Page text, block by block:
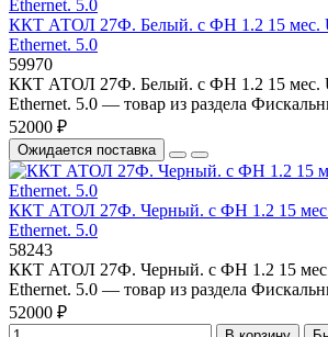
ККТ АТОЛ 27Ф. Белый. с ФН 1.2 15 мес.
Ethernet. 5.0
59970
ККТ АТОЛ 27Ф. Белый. с ФН 1.2 15 мес.
Ethernet. 5.0 — товар из раздела
52000 ₽
Ожидается поставка
ККТ АТОЛ 27Ф. Черный. с ФН 1.2 15 мес.
Ethernet. 5.0
58243
ККТ АТОЛ 27Ф. Черный. с ФН 1.2 15 мес.
Ethernet. 5.0 — товар из раздела
52000 ₽